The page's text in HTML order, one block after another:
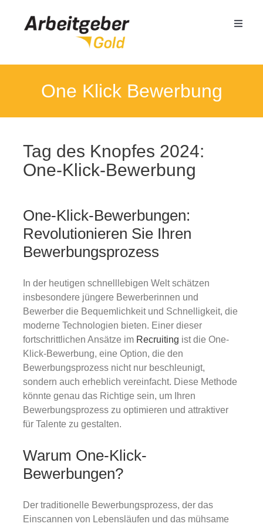
Toggle
Termin buchen
Referenzen
Karriere
One Klick Bewerbung
Tag des Knopfes 2024:
One-Klick-Bewerbung
One-Klick-Bewerbungen:
Revolutionieren Sie Ihren
Bewerbungsprozess
In der heutigen schnelllebigen Welt schätzen
insbesondere jüngere Bewerberinnen und
Bewerber die Bequemlichkeit und Schnelligkeit, die
moderne Technologien bieten. Einer dieser
fortschrittlichen Ansätze im Recruiting ist die One-
Klick-Bewerbung, eine Option, die den
Bewerbungsprozess nicht nur beschleunigt,
sondern auch erheblich vereinfacht. Diese Methode
könnte genau das Richtige sein, um Ihren
Bewerbungsprozess zu optimieren und attraktiver
für Talente zu gestalten.
Warum One-Klick-
Bewerbungen?
Der traditionelle Bewerbungsprozess, der das
Einscannen von Lebensläufen und das mühsame